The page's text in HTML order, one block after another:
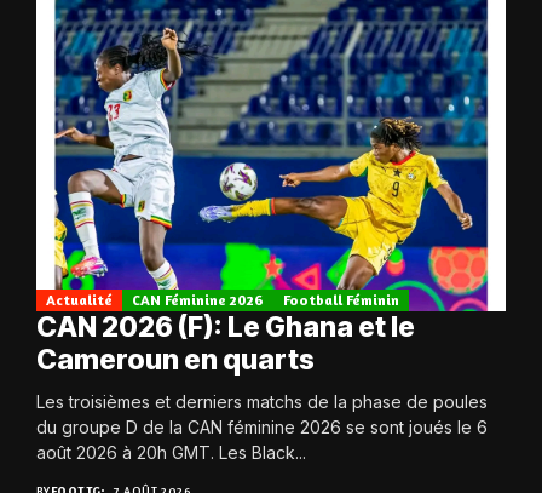
Actualité CAN Féminine 2026 Football Féminin
CAN 2026 (F): Le Ghana et le
Cameroun en quarts
Les troisièmes et derniers matchs de la phase de poules
du groupe D de la CAN féminine 2026 se sont joués le 6
août 2026 à 20h GMT. Les Black...